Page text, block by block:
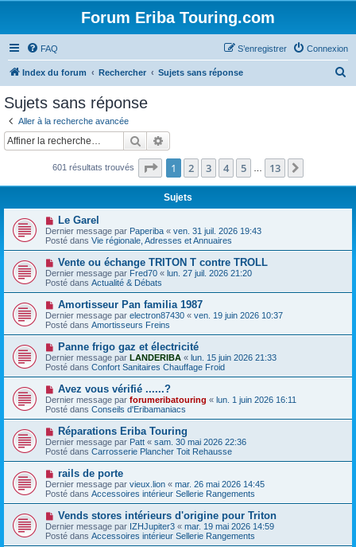
Forum Eriba Touring.com
FAQ Connexion
S’enregistrer
Index du forum Rechercher Sujets sans réponse
c
Sujets sans réponse
Aller à la recherche avancée
Rechercher
601 résultats trouvés Page 1sur13
1 2 3 4 5 13
Sujets
N
o
u
v
e
u
m
e
s
s
a
g
e
Le Garel
Dernier message par Paperiba « ven. 31 juil. 2026 19:43
Posté dans Vie régionale, Adresses et Annuaires
N
o
u
v
a
u
m
e
s
a
g
Vente ou échange TRITON T contre TROLL
Dernier message par Fred70 « lun. 27 juil. 2026 21:20
Posté dans Actualité & Débats
N
o
u
v
e
a
u
m
e
s
s
a
g
e
Amortisseur Pan familia 1987
Dernier message par electron87430 « ven. 19 juin 2026 10:37
Posté dans Amortisseurs Freins
N
o
u
v
a
u
m
e
s
a
g
Panne frigo gaz et électricité
Dernier message par LANDERIBA « lun. 15 juin 2026 21:33
Posté dans Confort Sanitaires Chauffage Froid
N
o
u
v
e
a
u
m
e
s
s
a
g
e
Avez vous vérifié ......?
Dernier message par forumeribatouring « lun. 1 juin 2026 16:11
Posté dans Conseils d'Eribamaniacs
N
o
u
v
a
u
m
e
s
s
a
g
Réparations Eriba Touring
Dernier message par Patt « sam. 30 mai 2026 22:36
Posté dans Carrosserie Plancher Toit Rehausse
N
o
u
v
e
u
m
rails de porte
Dernier message par vieux.lion « mar. 26 mai 2026 14:45
Posté dans Accessoires intérieur Sellerie Rangements
N
o
u
v
Vends stores intérieurs d'origine pour Triton
Dernier message par IZHJupiter3 « mar. 19 mai 2026 14:59
Posté dans Accessoires intérieur Sellerie Rangements